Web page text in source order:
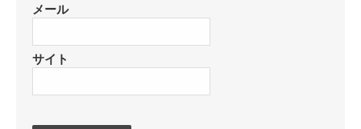
メール
サイト